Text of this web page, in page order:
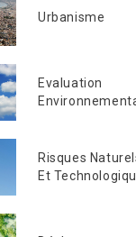
Urbanisme
Evaluation
Risques
Et